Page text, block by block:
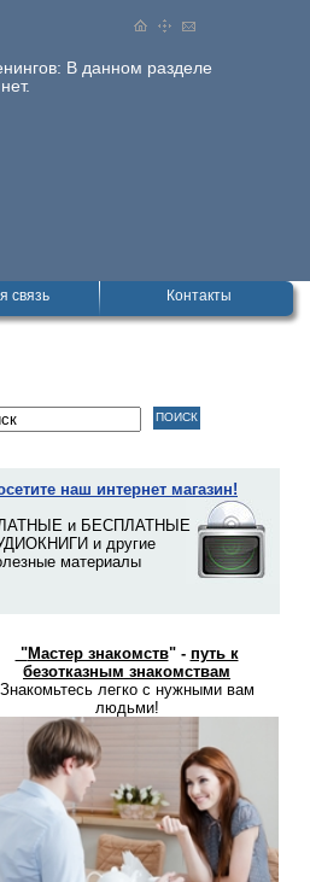
В данном разделе
связь Контакты
наш интернет магазин!
и БЕСПЛАТНЫЕ
и другие
материалы
"Мастер знакомств" - путь к
безотказным знакомствам
Знакомьтесь легко с нужными вам
людьми!